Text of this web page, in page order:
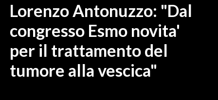
ITALIA
MONDO
POLITICA
Lorenzo Antonuzzo: "Dal
congresso Esmo novita'
per il trattamento del
tumore alla vescica"